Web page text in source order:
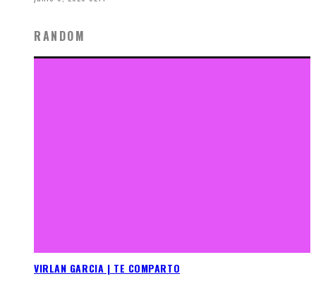
RANDOM
VIRLAN GARCIA | TE COMPARTO